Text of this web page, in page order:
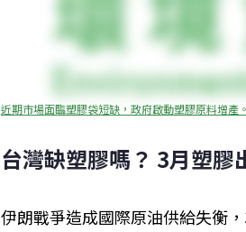
近期市場面臨塑膠袋短缺，政府啟動塑膠原料增產
台灣缺塑膠嗎？ 3月塑膠
伊朗戰爭造成國際原油供給失衡